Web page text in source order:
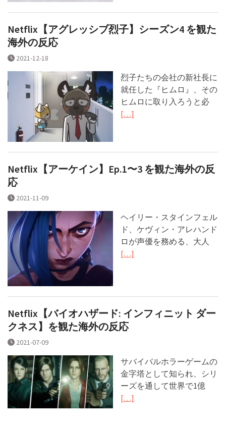
Netflix【アグレッシブ烈子】シーズン4 を観た
海外の反応
2021-12-18
烈子たちの会社の新社長に
就任した『ヒムロ』、その
ヒムロに取り入ろうと必
[…]
Netflix【アーケイン】Ep.1〜3 を観た海外の反
応
2021-11-09
ヘイリー・スタインフェル
ド、ケヴィン・アレハンド
ロが声優を務める、大人
[…]
Netflix【バイオハザード: インフィニット ダー
クネス】を観た海外の反応
2021-07-09
サバイバルホラーゲームの
金字塔として知られ、シリ
ーズを通して世界で1億
[…]